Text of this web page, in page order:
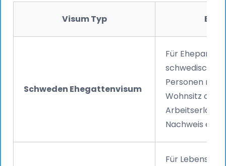
Visum Typ
Schweden Ehegattenvisum
Für
schwedischen
Personen mit
Wohnsitz oder
Nachweis
Für